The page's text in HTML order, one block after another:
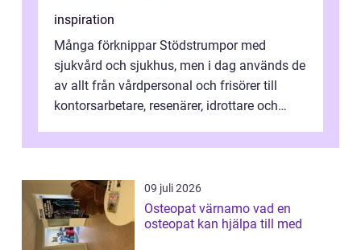
inspiration
Många förknippar Stödstrumpor med
sjukvård och sjukhus, men i dag används de
av allt från vårdpersonal och frisörer till
kontorsarbetare, resenärer, idrottare och
09 juli 2026
Osteopat värnamo vad en
osteopat kan hjälpa till med